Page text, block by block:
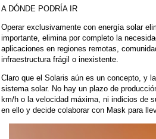
A DÓNDE PODRÍA IR
Operar exclusivamente con energía solar
importante, elimina por completo la
aplicaciones en regiones remotas,
infraestructura frágil o inexistente.
Claro que el Solaris aún es un concepto, y
sistema solar. No hay un plazo de
km/h o la velocidad máxima, ni indicios de
en ello y decide colaborar con Mask para